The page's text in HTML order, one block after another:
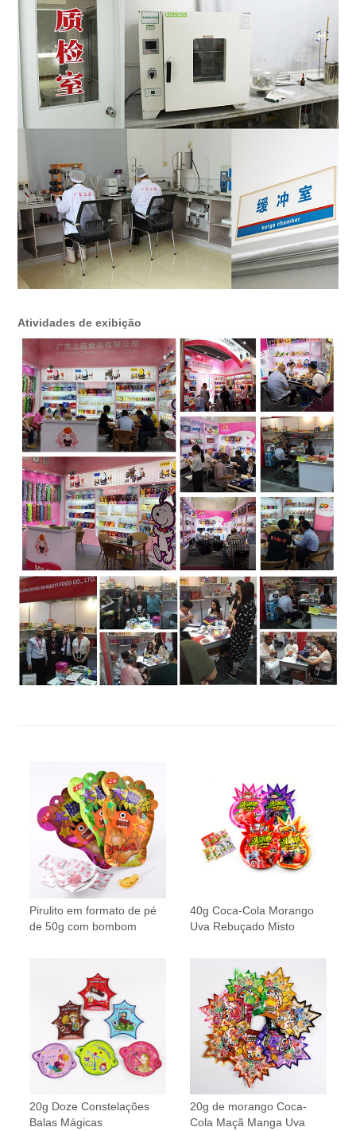
Atividades de exibição
Pirulito em formato de pé
de 50g com bombom
40g Coca-Cola Morango
Uva Rebuçado Misto
20g Doze Constelações
Balas Mágicas
20g de morango Coca-
Cola Maçã Manga Uva